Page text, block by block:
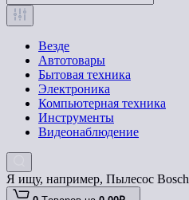
Везде
Автотовары
Бытовая техника
Электроника
Компьютерная техника
Инструменты
Видеонаблюдение
Я ищу, например, Пылесос Bosch